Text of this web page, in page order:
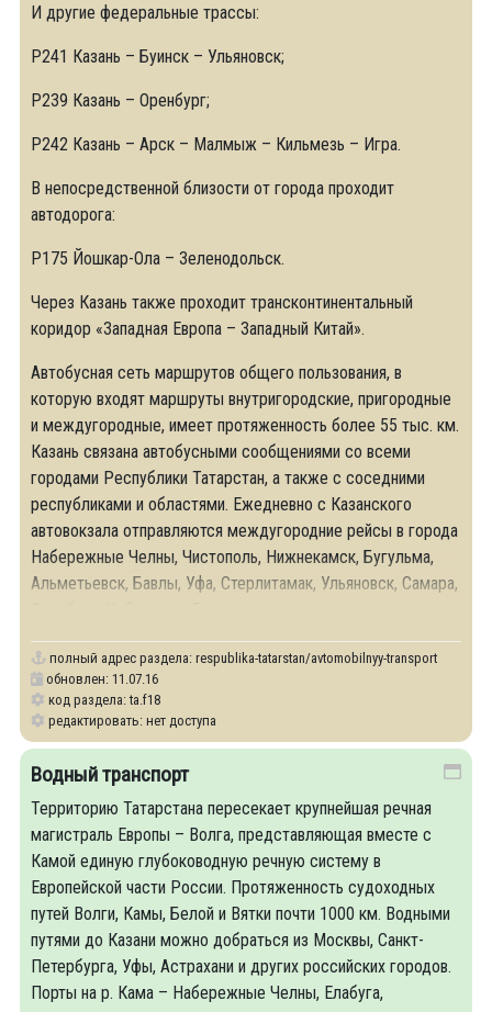
И другие федеральные трассы:
Р241 Казань – Буинск – Ульяновск;
Р239 Казань – Оренбург;
Р242 Казань – Арск – Малмыж – Кильмезь – Игра.
В непосредственной близости от города проходит
автодорога:
Р175 Йошкар-Ола – Зеленодольск.
Через Казань также проходит трансконтинентальный
коридор «Западная Европа – Западный Китай».
Автобусная сеть маршрутов общего пользования, в
которую входят маршруты внутригородские, пригородные
и междугородные, имеет протяженность более 55 тыс. км.
Казань связана автобусными сообщениями со всеми
городами Республики Татарстан, а также с соседними
республиками и областями. Ежедневно с Казанского
автовокзала отправляются междугородние рейсы в города
Набережные Челны, Чистополь, Нижнекамск, Бугульма,
Альметьевск, Бавлы, Уфа, Стерлитамак, Ульяновск, Самара,
полный адрес раздела: respublika-tatarstan/avtomobilnyy-transport
обновлен: 11.07.16
код раздела: ta.f18
редактировать: нет доступа
Водный транспорт
Территорию Татарстана пересекает крупнейшая речная
магистраль Европы – Волга, представляющая вместе с
Камой единую глубоководную речную систему в
Европейской части России. Протяженность судоходных
путей Волги, Камы, Белой и Вятки почти 1000 км. Водными
путями до Казани можно добраться из Москвы, Санкт-
Петербурга, Уфы, Астрахани и других российских городов.
Порты на р. Кама – Набережные Челны, Елабуга,